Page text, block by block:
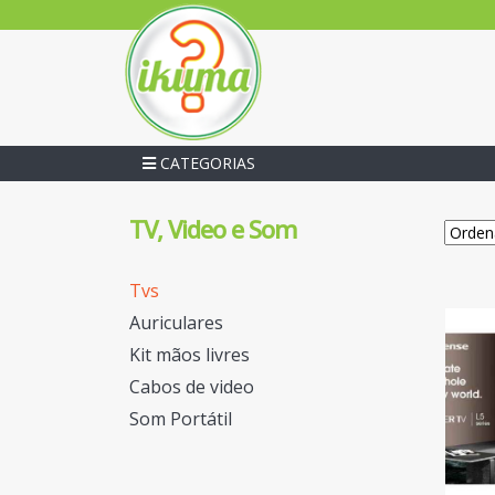
CATEGORIAS
TV, Video e Som
Tvs
Auriculares
Kit mãos livres
Cabos de video
Som Portátil